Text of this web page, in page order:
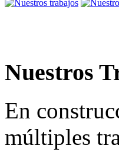
Nuestros
En
múltiples